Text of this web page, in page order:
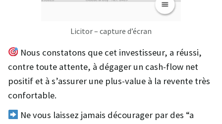
Licitor – capture d’écran
Nous constatons que cet investisseur, a réussi,
contre toute attente, à dégager un cash-flow net
positif et à s’assurer une plus-value à la revente très
confortable.
Ne vous laissez jamais décourager par des “a